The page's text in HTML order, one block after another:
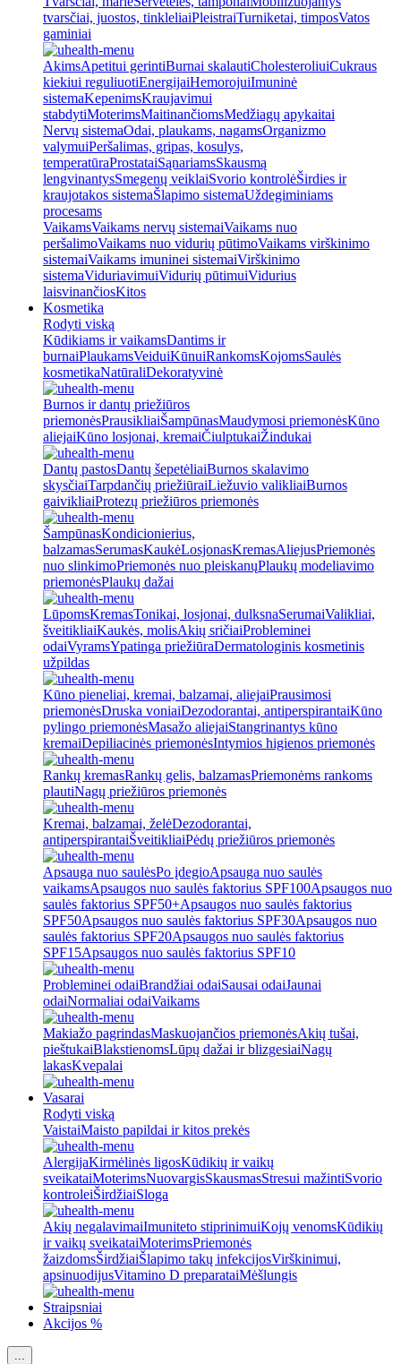
tvarsčiai, juostos, tinkleliaiPleistraiTurniketai, timposVatos
gaminiai
AkimsApetitui gerintiBurnai skalautiCholesteroliuiCukraus
kiekiui reguliuotiEnergijaiHemorojuiImuninė
sistemaKepenimsKraujavimui
stabdytiMoterimsMaitinančiomsMedžiagų apykaitai
Nervų sistemaOdai, plaukams, nagamsOrganizmo
valymuiPeršalimas, gripas, kosulys,
temperatūraProstataiSąnariamsSkausmą
lengvinantysSmegenų veiklaiSvorio kontrolėŠirdies ir
kraujotakos sistemaŠlapimo sistemaUždegiminiams
procesams
VaikamsVaikams nervų sistemaiVaikams nuo
peršalimoVaikams nuo vidurių pūtimoVaikams virškinimo
sistemaiVaikams imuninei sistemaiVirškinimo
sistemaViduriavimuiVidurių pūtimuiVidurius
laisvinančiosKitos
Kosmetika
Rodyti viską
Kūdikiams ir vaikamsDantims ir
burnaiPlaukamsVeiduiKūnuiRankomsKojomsSaulės
kosmetikaNatūraliDekoratyvinė
Burnos ir dantų priežiūros
priemonėsPrausikliaiŠampūnasMaudymosi priemonėsKūno
aliejaiKūno losjonai, kremaiČiulptukaiŽindukai
Dantų pastosDantų šepetėliaiBurnos skalavimo
skysčiaiTarpdančių priežiūraiLiežuvio valikliaiBurnos
gaivikliaiProtezų priežiūros priemonės
ŠampūnasKondicionierius,
balzamasSerumasKaukėLosjonasKremasAliejusPriemonės
nuo slinkimoPriemonės nuo pleiskanųPlaukų modeliavimo
priemonėsPlaukų dažai
LūpomsKremasTonikai, losjonai, dulksnaSerumaiValikliai,
šveitikliaiKaukės, molisAkių sričiaiProbleminei
odaiVyramsYpatinga priežiūraDermatologinis kosmetinis
užpildas
Kūno pieneliai, kremai, balzamai, aliejaiPrausimosi
priemonėsDruska voniaiDezodorantai, antiperspirantaiKūno
pylingo priemonėsMasažo aliejaiStangrinantys kūno
kremaiDepiliacinės priemonėsIntymios higienos priemonės
Rankų kremasRankų gelis, balzamasPriemonėms rankoms
plautiNagų priežiūros priemonės
Kremai, balzamai, želėDezodorantai,
antiperspirantaiŠveitikliaiPėdų priežiūros priemonės
Apsauga nuo saulėsPo įdegioApsauga nuo saulės
vaikamsApsaugos nuo saulės faktorius SPF100Apsaugos nuo
saulės faktorius SPF50+Apsaugos nuo saulės faktorius
SPF50Apsaugos nuo saulės faktorius SPF30Apsaugos nuo
saulės faktorius SPF20Apsaugos nuo saulės faktorius
SPF15Apsaugos nuo saulės faktorius SPF10
Probleminei odaiBrandžiai odaiSausai odaiJaunai
odaiNormaliai odaiVaikams
Makiažo pagrindasMaskuojančios priemonėsAkių tušai,
pieštukaiBlakstienomsLūpų dažai ir blizgesiaiNagų
lakasKvepalai
Vasarai
Rodyti viską
VaistaiMaisto papildai ir kitos prekės
AlergijaKirmėlinės ligosKūdikių ir vaikų
sveikataiMoterimsNuovargisSkausmasStresui mažintiSvorio
kontroleiŠirdžiaiSloga
Akių negalavimaiImuniteto stiprinimuiKojų venomsKūdikių
ir vaikų sveikataiMoterimsPriemonės
žaizdomsŠirdžiaiŠlapimo takų infekcijosVirškinimui,
apsinuodijusVitamino D preparataiMėšlungis
Straipsniai
Akcijos %
...